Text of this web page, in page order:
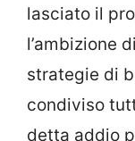
lasciato il
l’ambizione
strategie di
condiviso
detta addio